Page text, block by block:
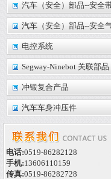
汽车（安全）部品--安全
汽车（安全）部品--安全
电控系统
Segway-Ninebot 关联部品
冲锻复合产品
汽车车身冲压件
电话:0519-86282128
手机:13606110159
传真:0519-86282728